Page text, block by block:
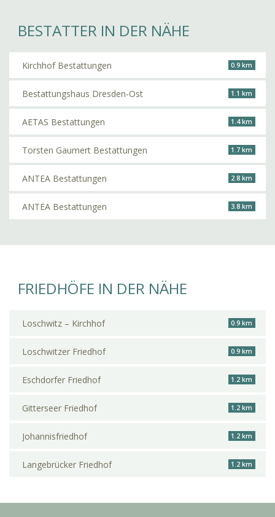
BESTATTER IN DER NÄHE
Kirchhof Bestattungen 0.9 km
Bestattungshaus Dresden-Ost 1.1 km
AETAS Bestattungen 1.4 km
Torsten Gaumert Bestattungen 1.7 km
ANTEA Bestattungen 2.8 km
ANTEA Bestattungen 3.8 km
FRIEDHÖFE IN DER NÄHE
Loschwitz – Kirchhof 0.9 km
Loschwitzer Friedhof 0.9 km
Eschdorfer Friedhof 1.2 km
Gitterseer Friedhof 1.2 km
Johannisfriedhof 1.2 km
Langebrücker Friedhof 1.2 km